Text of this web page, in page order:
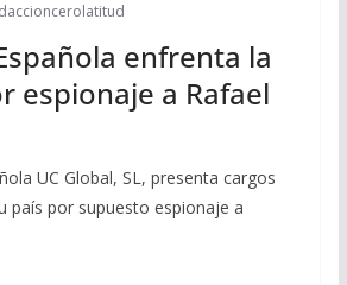
enfrenta la
espionaje a Rafael
UC Global, SL, presenta cargos
país por supuesto espionaje a